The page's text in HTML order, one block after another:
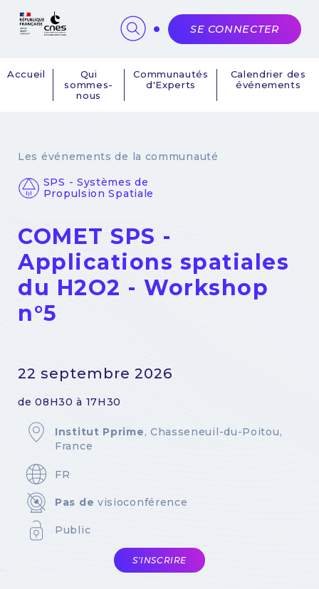
Navigation
Accueil
Qui
sommes-
nous
Communautés
d'Experts
Calendrier des
événements
SE CONNECTER
Les événements de la communauté
SPS - Systèmes de
Propulsion Spatiale
COMET SPS -
Applications spatiales
du H2O2 - Workshop
n°5
22 septembre 2026
de 08H30 à 17H30
Institut Pprime, Chasseneuil-du-Poitou,
France
FR
Pas de visioconférence
Public
S'INSCRIRE